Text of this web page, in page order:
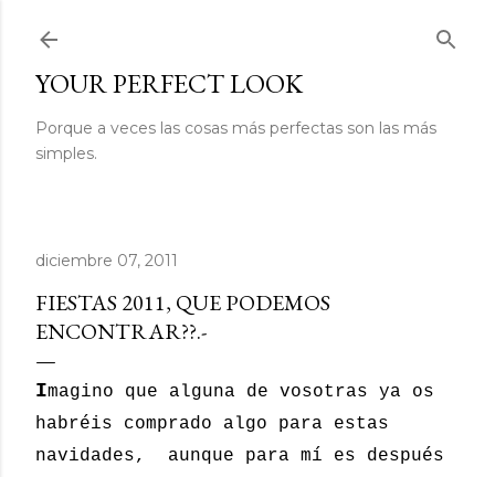
YOUR PERFECT LOOK
Porque a veces las cosas más perfectas son las más
simples.
diciembre 07, 2011
FIESTAS 2011, QUE PODEMOS
ENCONTRAR??.-
Imagino que alguna de vosotras ya os
habréis comprado algo para estas
navidades, aunque para mí es después